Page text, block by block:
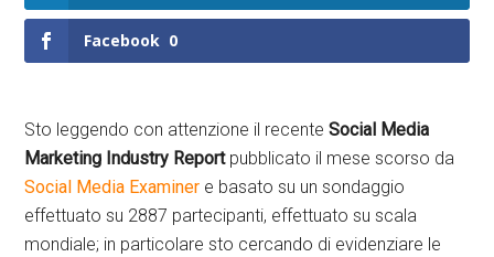
Facebook 0
Sto leggendo con attenzione il recenteSocial Media
Marketing Industry Reportpubblicato il mese scorso da
Social Media Examiner e basato su un sondaggio
effettuato su 2887 partecipanti, effettuato su scala
mondiale; in particolare sto cercando di evidenziare le